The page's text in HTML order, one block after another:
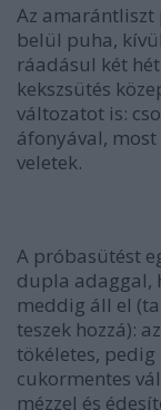
Az
belül puha,
ráadásul két
kekszsütés
változatot is:
áfonyával,
veletek.
A próbasütést
dupla adaggal,
meddig áll el
teszek hozzá):
tökéletes, pedig
cukormentes
mézzel és